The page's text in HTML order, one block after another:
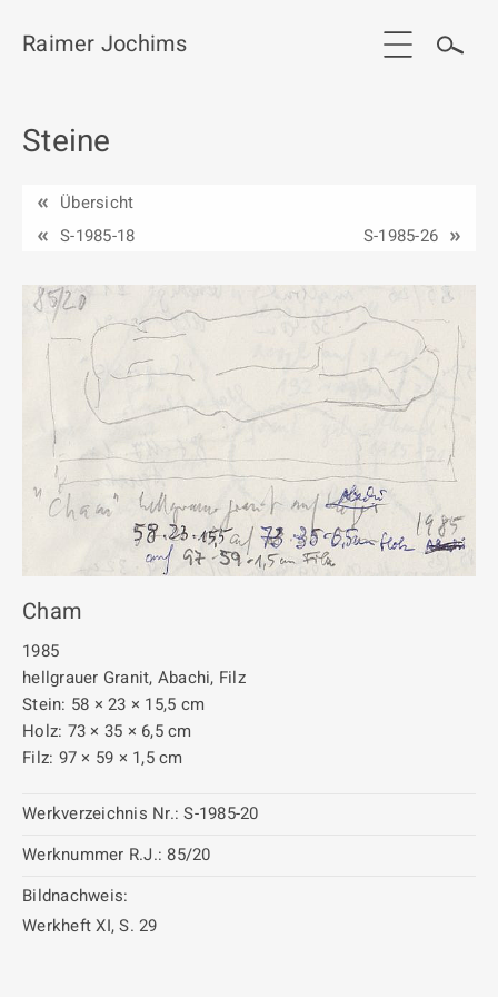
Start
Werkgruppen / Work groups
Ausstellungen
Vita
Publikationen
Kontakt
Raimer Jochims
Steine
Übersicht
S-1985-18
S-1985-26
Cham
1985
hellgrauer Granit, Abachi, Filz
Stein: 58 × 23 × 15,5 cm
Holz: 73 × 35 × 6,5 cm
Filz: 97 × 59 × 1,5 cm
Werkverzeichnis Nr.: S-1985-20
Werknummer R.J.: 85/20
Bildnachweis:
Werkheft XI, S. 29